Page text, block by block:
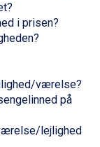
i prisen?
værelse?
på
lejlighed